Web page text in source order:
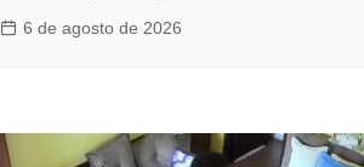
6 de agosto de 2026